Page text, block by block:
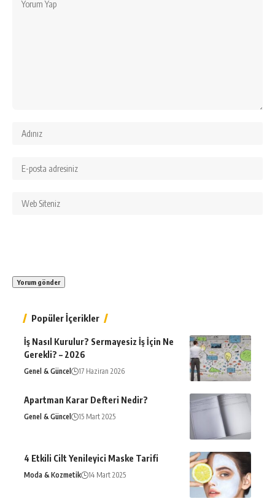
Popüler İçerikler
İş Nasıl Kurulur? Sermayesiz İş İçin Ne
Gerekli? – 2026
Genel & Güncel 17 Haziran 2026
Apartman Karar Defteri Nedir?
Genel & Güncel 15 Mart 2025
4 Etkili Cilt Yenileyici Maske Tarifi
Moda & Kozmetik 14 Mart 2025